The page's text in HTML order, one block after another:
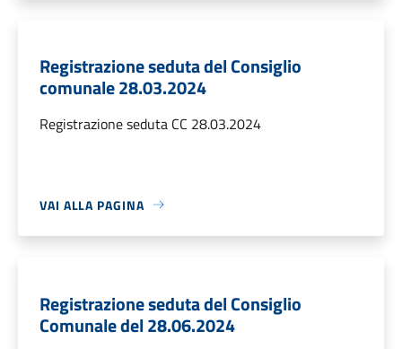
Registrazione seduta del Consiglio
comunale 28.03.2024
Registrazione seduta CC 28.03.2024
VAI ALLA PAGINA
Registrazione seduta del Consiglio
Comunale del 28.06.2024